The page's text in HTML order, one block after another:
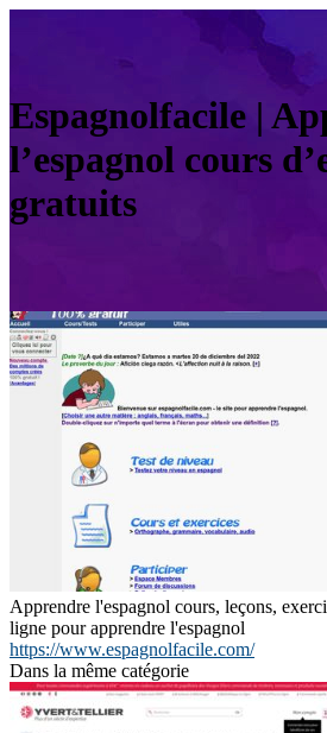
Es­pag­nolfaci­le |
l’espagnol cours
gratuits
Apprendre l'espagnol cours, leçons,
ligne pour apprendre l'espagnol
https://www.espagnolfacile.com/
Dans la même catégorie